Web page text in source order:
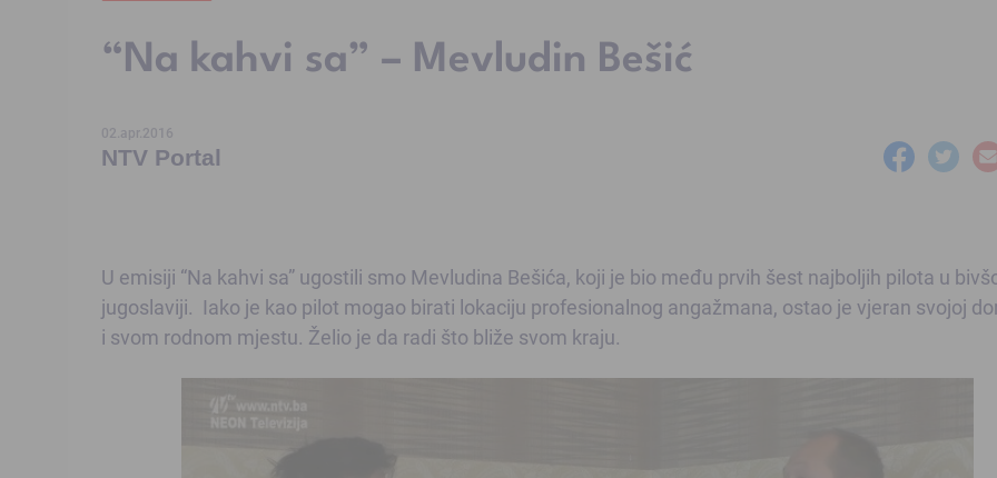
“Na kahvi sa” – Mevludin Bešić
02.apr.2016
NTV Portal
U emisiji “Na kahvi sa” ugostili smo Mevludina Bešića, koji je bio među prvih šest najboljih pilota u
jugoslaviji. Iako je kao pilot mogao birati lokaciju profesionalnog angažmana, ostao je vjeran svojoj
i svom rodnom mjestu. Želio je da radi što bliže svom kraju.